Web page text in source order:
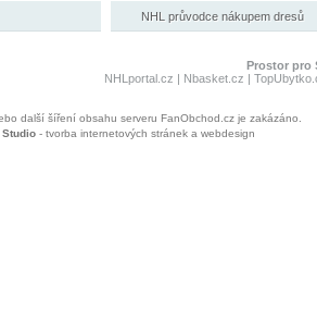
NHL průvodce nákupem dresů
Prostor pro
NHLportal.cz | Nbasket.cz |
další šíření obsahu serveru FanObchod.cz je zakázáno.
- tvorba internetových stránek a webdesign